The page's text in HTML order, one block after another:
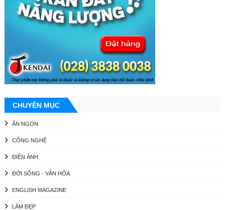
CHUYÊN MỤC
ĂN NGON
CÔNG NGHỆ
ĐIỆN ẢNH
ĐỜI SỐNG - VĂN HÓA
ENGLISH MAGAZINE
LÀM ĐẸP